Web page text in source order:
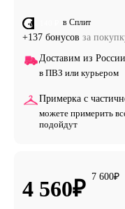
от 1 140 ₽ в Сплит
+137 бонусов за
Доставим из России
в ПВЗ или курьером
Примерка с
можете примерить
подойдут
4 560₽
7 600₽